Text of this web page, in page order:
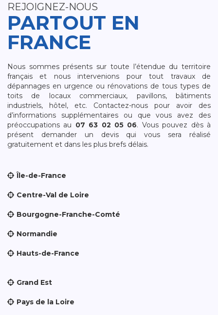
REJOIGNEZ-NOUS
PARTOUT EN
FRANCE
Nous sommes présents sur toute l’étendue du territoire
français et nous intervenions pour tout travaux de
dépannages en urgence ou rénovations de tous types de
toits de locaux commerciaux, pavillons, bâtiments
industriels, hôtel, etc. Contactez-nous pour avoir des
d’informations supplémentaires ou que vous avez des
préoccupations au 07 63 02 05 06. Vous pouvez dès à
présent demander un devis qui vous sera réalisé
gratuitement et dans les plus brefs délais.
Île-de-France
Centre-Val de Loire
Bourgogne-Franche-Comté
Normandie
Hauts-de-France
Grand Est
Pays de la Loire